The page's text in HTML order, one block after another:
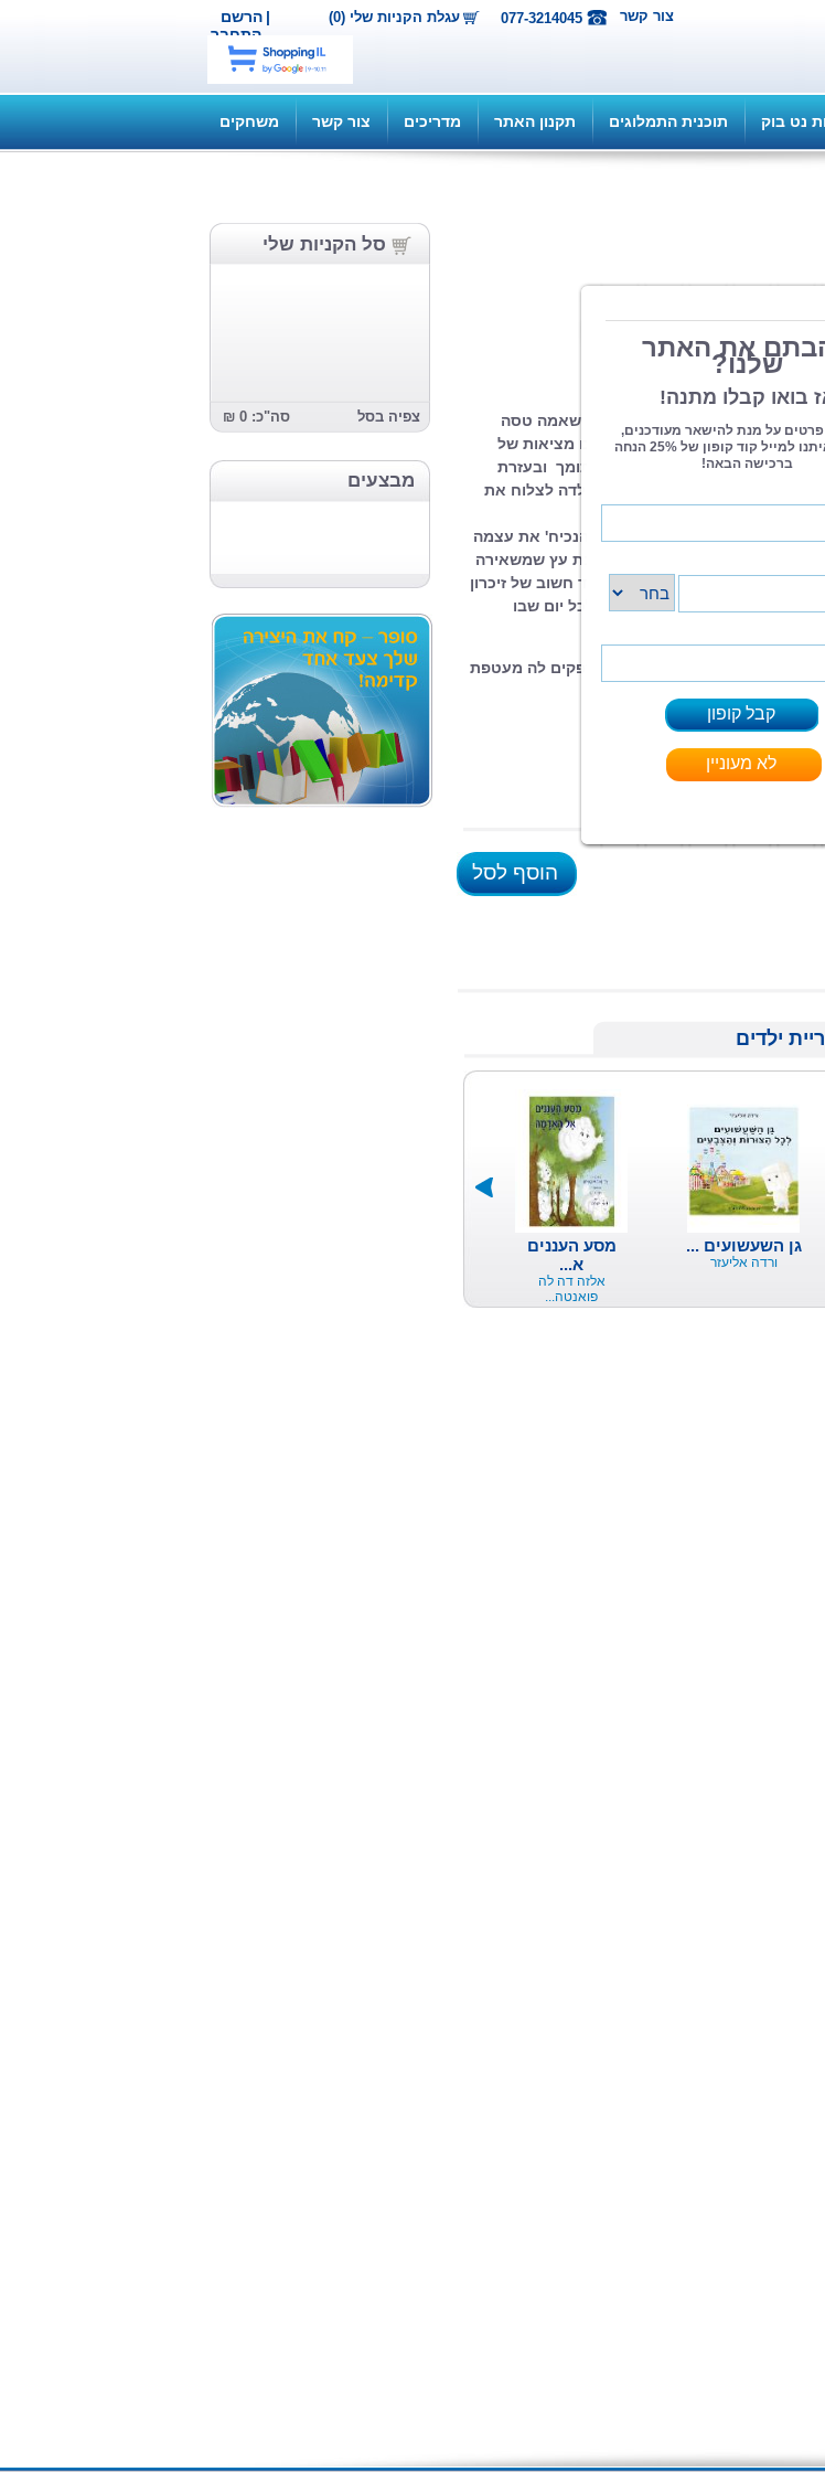
הרשם |
התחבר
עגלת הקניות שלי (0) 077-3214045 צור קשר
נט בוק תוכנית התמלוגים תקנון האתר מדריכים צור קשר משחקים
סל הקניות שלי
צפיה בסל סה"כ: 0 ₪
מבצעים
מספר על ילדה קטנה ומקסימה, שאמה טסה
לענייני עבודה והיא מתמודדת עם מציאות של
אליה. בעזרת אביה האוהב והתומך ובעזרת
קטן” (דמות דמיונית), מצליחה הילדה לצלוח את
שהיית האם בחו"ל, היא דואגת 'להנכיח' את עצמה
את זמנה של ביתה בעזרת תיבת עץ שמשאירה
ובתוכה, מתנות ערכיות בעלות מימד חשוב של זיכרון
עמוקה וכן מכתבים אישיים לכל יום שבו
של הוריה ורגישותם אליה, מספקים לה מעטפת
הוסף לסל
ילדים
מסע העננים
א...
אלזה דה לה
פואנטה...
גן השעשועים ...
ורדה אליעזר